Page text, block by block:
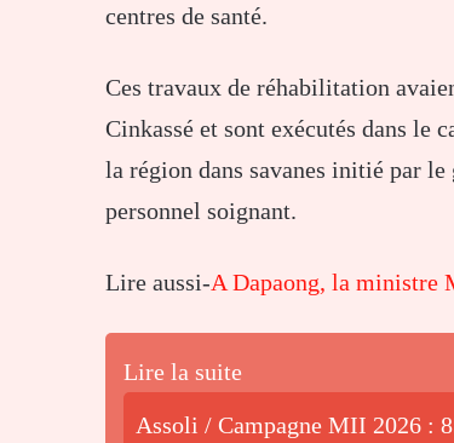
centres de santé.
Ces travaux de réhabilitation
Cinkassé et sont exécutés dans le
la région dans savanes initié par
personnel soignant.
Lire aussi-A Dapaong, la ministre
Lire la suite
Assoli / Campagne MII 2026 :